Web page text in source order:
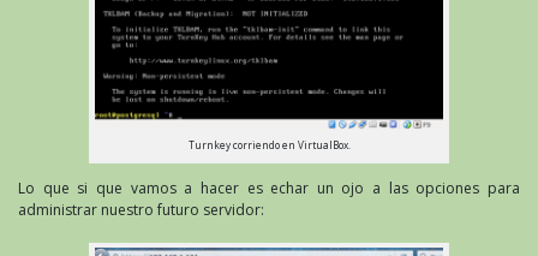
Turnkey corriendo en VirtualBox.
Lo que si que vamos a hacer es echar un ojo a las opciones para
administrar nuestro futuro servidor: